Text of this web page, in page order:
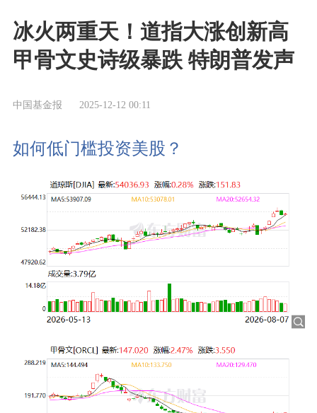
冰火两重天！道指大涨创新高
甲骨文史诗级暴跌 特朗普发声
中国基金报 2025-12-12 00:11
如何低门槛投资美股？